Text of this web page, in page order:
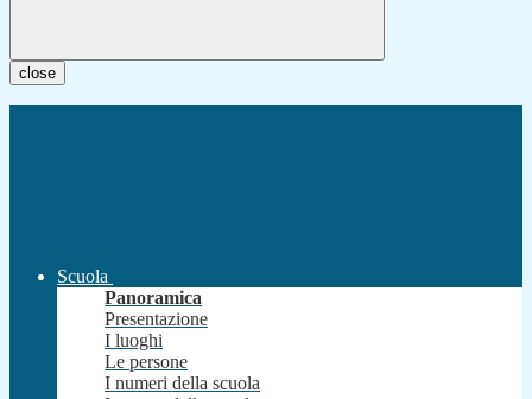
close
Scuola
Panoramica
Presentazione
I luoghi
Le persone
I numeri della scuola